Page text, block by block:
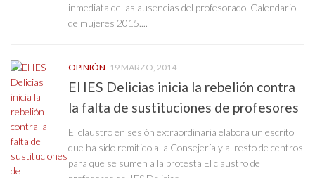
inmediata de las ausencias del profesorado. Calendario
de mujeres 2015....
OPINIÓN 19 MARZO, 2014
El IES Delicias inicia la rebelión contra
la falta de sustituciones de profesores
El claustro en sesión extraordinaria elabora un escrito
que ha sido remitido a la Consejería y al resto de centros
para que se sumen a la protesta El claustro de